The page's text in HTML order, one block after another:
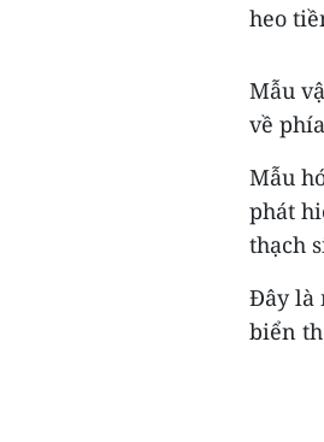
heo
Mẫu
về
Mẫu
phát
thạch
Đây là
biển